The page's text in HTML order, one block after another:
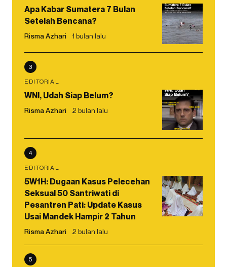
Apa Kabar Sumatera 7 Bulan
Setelah Bencana?
Risma Azhari 1 bulan lalu
3
EDITORIAL
WNI, Udah Siap Belum?
Risma Azhari 2 bulan lalu
4
EDITORIAL
5W1H: Dugaan Kasus Pelecehan
Seksual 50 Santriwati di
Pesantren Pati: Update Kasus
Usai Mandek Hampir 2 Tahun
Risma Azhari 2 bulan lalu
5